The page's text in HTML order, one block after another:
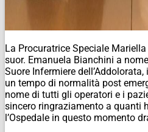
La Procuratrice Speciale
suor. Emanuela Bianchini a
Suore Infermiere
un tempo di normalità post
nome di tutti gli operatori e i
sincero ringraziamento a quanti
l’Ospedale in questo momento